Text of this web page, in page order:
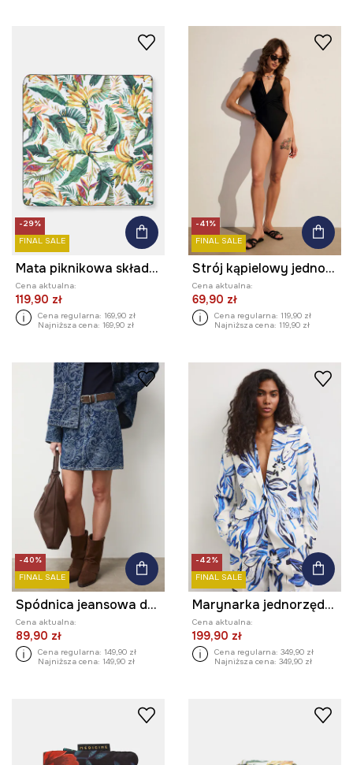
-29%
FINAL SALE
Mata piknikowa składana w banany
Cena aktualna:
119,90 zł
Cena regularna: 169,90 zł
Najniższa cena: 169,90 zł
-41%
FINAL SALE
Strój kąpielowy jednoczęściowy damski
Cena aktualna:
69,90 zł
Cena regularna: 119,90 zł
Najniższa cena: 119,90 zł
-40%
FINAL SALE
Spódnica jeansowa damska żakardowa wzorzysta
Cena aktualna:
89,90 zł
Cena regularna: 149,90 zł
Najniższa cena: 149,90 zł
-42%
FINAL SALE
Marynarka jednorzędowa damska z dodatkiem lnu
Cena aktualna:
199,90 zł
Cena regularna: 349,90 zł
Najniższa cena: 349,90 zł